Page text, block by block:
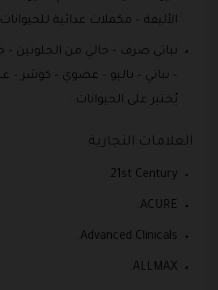
الأليفة – مكملات غذائية للحيوانات
نباتي صرف – خالي من الجلوتين –
– نباتي – باليو – عضوي – كوشر –
يُختبر على الحيوانات .
العلامات التجارية
21st Century.
ACURE.
Advanced Clinicals.
ALLMAX.